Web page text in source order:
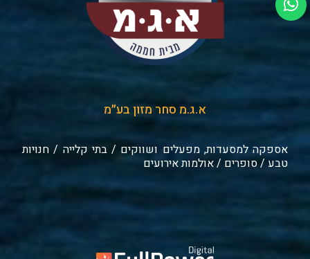
א.ג.מ סחר מזון בע״מ
אספקה למסעדות, מפעלים ושווקים / בתי קלייה / חנויות
טבע / סופרים / אולמות אירועים